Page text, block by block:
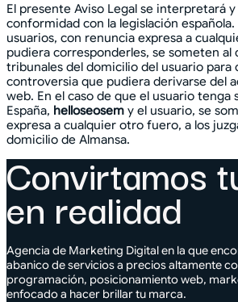
El presente Aviso Legal se interpretará
conformidad con la legislación española.
usuarios, con renuncia expresa a
pudiera corresponderles, se someten al
tribunales del domicilio del usuario para
controversia que pudiera derivarse del
web. En el caso de que el usuario
España, helloseosem y el usuario, se
expresa a cualquier otro fuero, a los
domicilio de Almansa.
Convirtamos
en realidad
Agencia de Marketing Digital en la que
abanico de servicios a precios altamente
programación, posicionamiento web,
enfocado a hacer brillar tu marca.